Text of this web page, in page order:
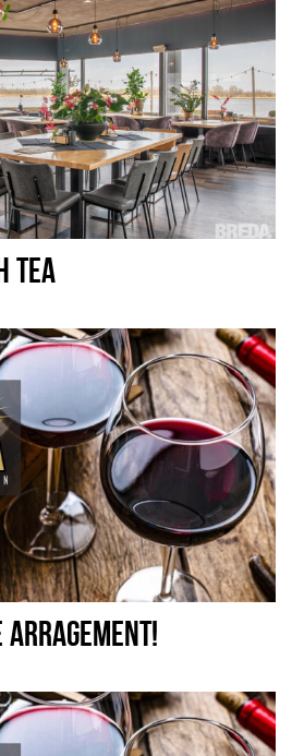
TEA